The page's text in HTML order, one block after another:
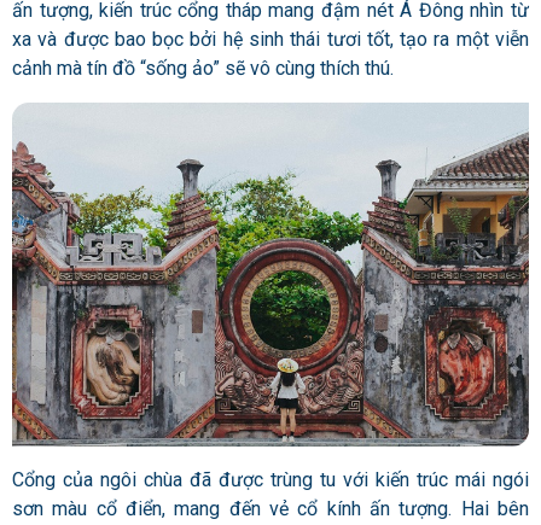
ấn tượng, kiến ​​trúc cổng tháp mang đậm nét Á Đông nhìn từ
xa và được bao bọc bởi hệ sinh thái tươi tốt, tạo ra một viễn
cảnh mà tín đồ “sống ảo” sẽ vô cùng thích thú.
Cổng của ngôi chùa đã được trùng tu với kiến ​​trúc mái ngói
sơn màu cổ điển, mang đến vẻ cổ kính ấn tượng. Hai bên